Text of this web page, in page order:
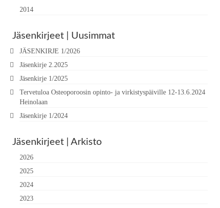
2014
Jäsenkirjeet | Uusimmat
JÄSENKIRJE 1/2026
Jäsenkirje 2.2025
Jäsenkirje 1/2025
Tervetuloa Osteoporoosin opinto- ja virkistyspäiville 12-13.6.2024
Heinolaan
Jäsenkirje 1/2024
Jäsenkirjeet | Arkisto
2026
2025
2024
2023